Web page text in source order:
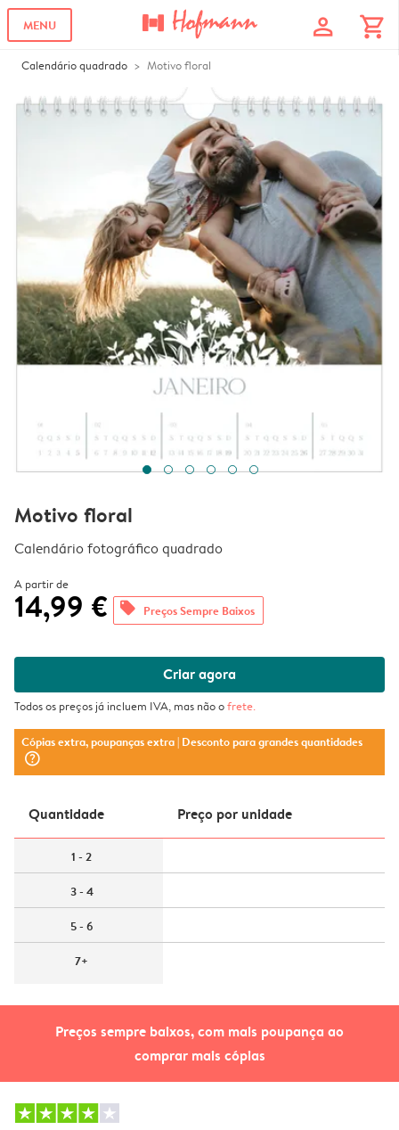
MENU profile shopping_cart
Calendário quadrado Motivo floral
Preços sempre baixos, com mais poupança ao
comprar mais cópias
Motivo floral
Calendário fotográfico quadrado
A partir de
14,99 € offers Preços Sempre Baixos
Criar agora
Todos os preços já incluem IVA, mas não ofrete.
Cópias extra, poupanças extra| Desconto para grandes quantidades
question_mark_circle
Quantidade Preço por unidade
1 - 2
3 - 4
5 - 6
7+